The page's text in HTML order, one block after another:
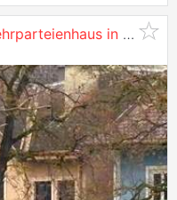
Investieren in die Zukunft – Mehrparteienhaus in toller Lage - mit großem Geschäftslokal!